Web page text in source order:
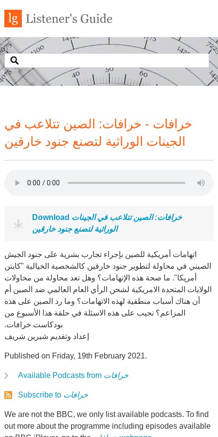
خرافات - خرافات: الصين تتلاعب في
الجينات الوراثية لتصنع جنود خارقين
Download خرافات: الصين تتلاعب في الجينات
الوراثية لتصنع جنود خارقين
اتهامات أمريكية للصين بإجراء تجارب بشرية على جنود الجيش
الصيني في محاولة لتطوير جنود خارقين كالشخصية الخيالية ‏‏"كابتن
أمريكا". ما صحة هذه الإتهامات؟ وهل تعد محاولة من محاولات
الولايات المتحدة الامريكية لشحن الرأي العام العالمي ‏ضد الصين أم
أن هناك أسباب منطقية لهذه الاتهامات؟ وما رد الصين على هذه
المزاعم؟ نجيب على هذه الاسئلة في حلقة هذا ‏الأسبوع من
بودكاست خرافات.‏
‏ إعداد وتقديم شيرين شريف
Published on Friday, 19th February 2021.
Available Podcasts from خرافات
Subscribe to خرافات
We are not the BBC, we only list available podcasts. To find
out more about the programme including episodes available